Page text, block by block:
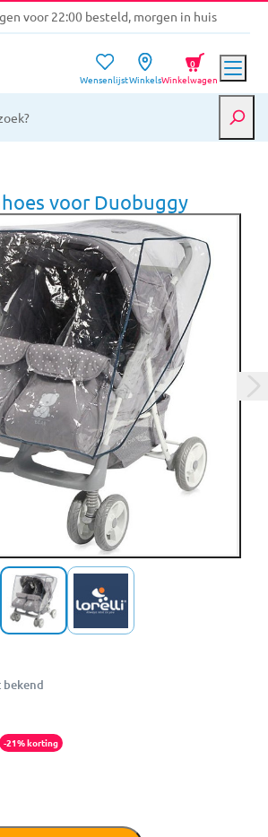
voor 22:00 besteld, morgen in huis
verzending vanaf €39,-
voor 22:00 besteld, morgen in huis
WensenlijstWinkelsWinkelwagen
0
voor Duobuggy
-21% korting